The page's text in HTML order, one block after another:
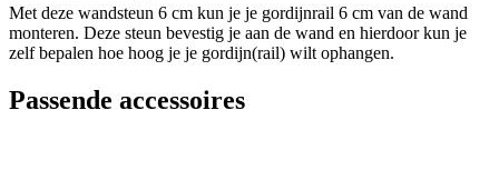
Met deze wandsteun 6 cm kun je je gordijnrail 6 cm van de wand
monteren. Deze steun bevestig je aan de wand en hierdoor kun je
zelf bepalen hoe hoog je je gordijn(rail) wilt ophangen.
Passende accessoires